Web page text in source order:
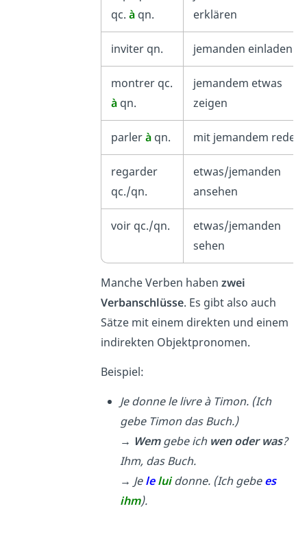
qc. àqn.
erklären
inviter qn. jemanden einladen
montrer qc.
àqn.
jemandem etwas
zeigen
parleràqn. mit jemandem reden
regarder
qc./qn.
etwas/jemanden
ansehen
voir qc./qn.
etwas/jemanden
sehen
Manche Verben haben zwei
Verbanschlüsse. Es gibt also auch
Sätze mit einem direkten und einem
indirekten Objektpronomen.
Beispiel:
Je donne le livre à Timon. (Ich
gebe Timon das Buch.)
→ Wemgebe ich wen oder was?
Ihm, das Buch.
→ Jele lui donne. (Ich gebees
ihm).